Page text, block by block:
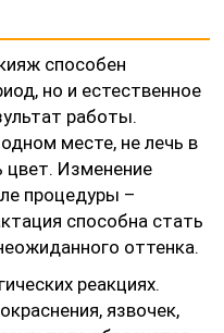
способен
но и естественное
работы.
месте, не лечь в
цвет. Изменение
процедуры –
способна стать
оттенка.
реакциях.
язвочек,